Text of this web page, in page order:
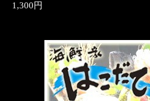
1,300円